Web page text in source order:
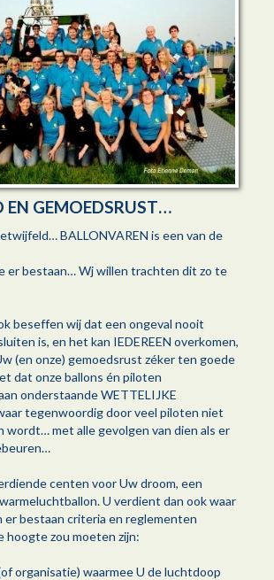
EN GEMOEDSRUST…
BALLONVAREN is een van de
er bestaan… Wj willen trachten dit zo te
beseffen wij dat een ongeval nooit
is, en het kan IEDEREEN overkomen,
(en onze) gemoedsrust zéker ten goede
dat onze ballons én piloten
onderstaande WETTELIJKE
tegenwoordig door veel piloten niet
wordt… met alle gevolgen van dien als er
centen voor Uw droom, een
U verdient dan ook waar
er bestaan criteria en reglementen
hoogte zou moeten zijn:
organisatie) waarmee U de luchtdoop